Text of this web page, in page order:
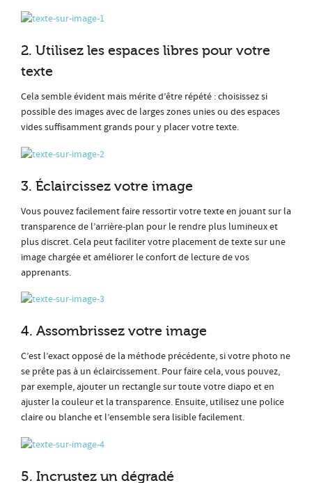
2. Utilisez les espaces libres pour votre
texte
Cela semble évident mais mérite d’être répété : choisissez si
possible des images avec de larges zones unies ou des espaces
vides suffisamment grands pour y placer votre texte.
3. Éclaircissez votre image
Vous pouvez facilement faire ressortir votre texte en jouant sur la
transparence de l’arrière-plan pour le rendre plus lumineux et
plus discret. Cela peut faciliter votre placement de texte sur une
image chargée et améliorer le confort de lecture de vos
apprenants.
4. Assombrissez votre image
C’est l’exact opposé de la méthode précédente, si votre photo ne
se prête pas à un éclaircissement. Pour faire cela, vous pouvez,
par exemple, ajouter un rectangle sur toute votre diapo et en
ajuster la couleur et la transparence. Ensuite, utilisez une police
claire ou blanche et l’ensemble sera lisible facilement.
5. Incrustez un dégradé